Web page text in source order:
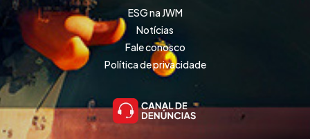
ESG na JWM
Notícias
Fale conosco
Política de privacidade